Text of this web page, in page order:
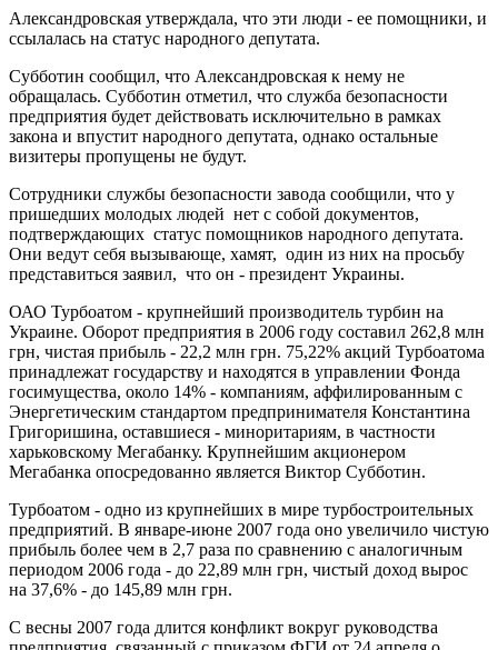
Александровская утверждала, что эти люди - ее помощники, и
ссылалась на статус народного депутата.
Субботин сообщил, что Александровская к нему не
обращалась. Субботин отметил, что служба безопасности
предприятия будет действовать исключительно в рамках
закона и впустит народного депутата, однако остальные
визитеры пропущены не будут.
Сотрудники службы безопасности завода сообщили, что у
пришедших молодых людей нет с собой документов,
подтверждающих статус помощников народного депутата.
Они ведут себя вызывающе, хамят, один из них на просьбу
представиться заявил, что он - президент Украины.
ОАО Турбоатом - крупнейший производитель турбин на
Украине. Оборот предприятия в 2006 году составил 262,8 млн
грн, чистая прибыль - 22,2 млн грн. 75,22% акций Турбоатома
принадлежат государству и находятся в управлении Фонда
госимущества, около 14% - компаниям, аффилированным с
Энергетическим стандартом предпринимателя Константина
Григоришина, оставшиеся - миноритариям, в частности
харьковскому Мегабанку. Крупнейшим акционером
Мегабанка опосредованно является Виктор Субботин.
Турбоатом - одно из крупнейших в мире турбостроительных
предприятий. В январе-июне 2007 года оно увеличило чистую
прибыль более чем в 2,7 раза по сравнению с аналогичным
периодом 2006 года - до 22,89 млн грн, чистый доход вырос
на 37,6% - до 145,89 млн грн.
С весны 2007 года длится конфликт вокруг руководства